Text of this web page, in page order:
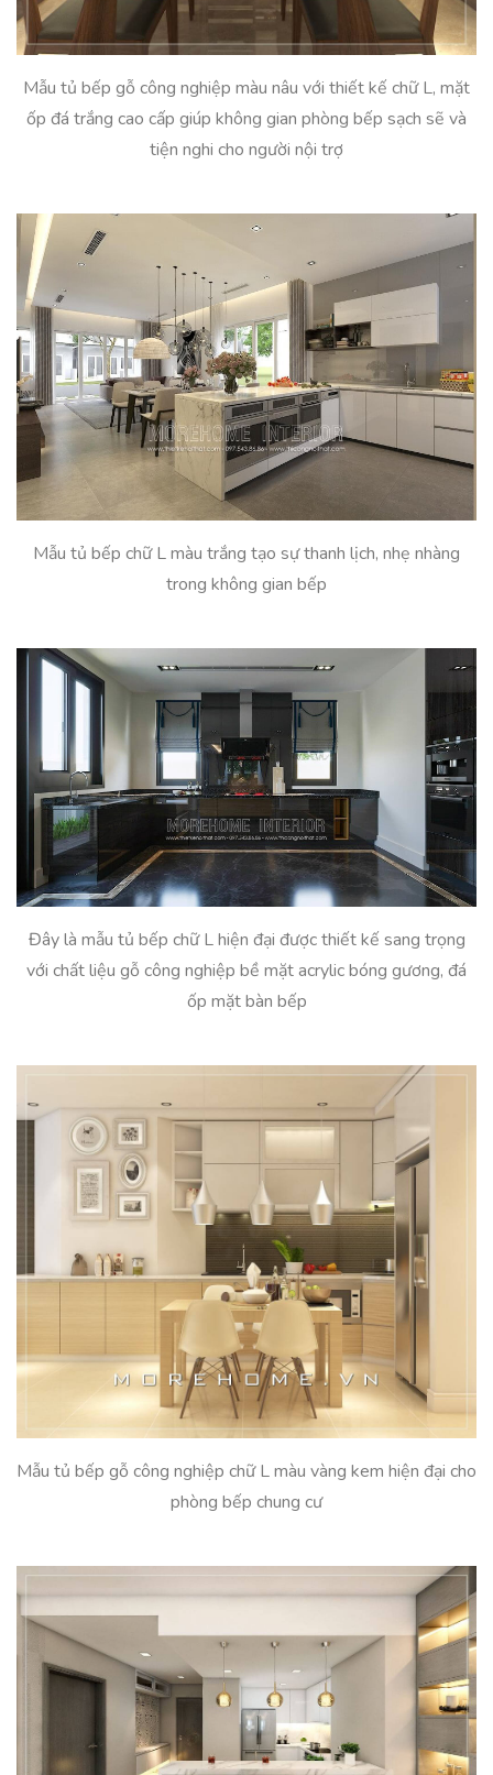
Mẫu tủ bếp gỗ công nghiệp màu nâu với thiết kế chữ L, mặt
ốp đá trắng cao cấp giúp không gian phòng bếp sạch sẽ và
tiện nghi cho người nội trợ
Mẫu tủ bếp chữ L màu trắng tạo sự thanh lịch, nhẹ nhàng
trong không gian bếp
Đây là mẫu tủ bếp chữ L hiện đại được thiết kế sang trọng
với chất liệu gỗ công nghiệp bề mặt acrylic bóng gương, đá
ốp mặt bàn bếp
Mẫu tủ bếp gỗ công nghiệp chữ L màu vàng kem hiện đại cho
phòng bếp chung cư